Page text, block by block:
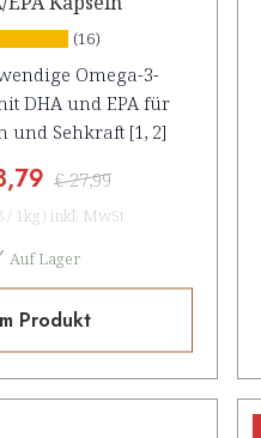
(16)
Omega-3-
DHA und EPA für
und Sehkraft [1, 2]
€ 27,99
/ 1kg) inkl. MwSt
Auf Lager
Produkt